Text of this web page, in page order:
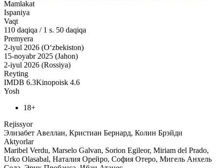
Mamlakat
Ispaniya
Vaqt
110 daqiqa / 1 s. 50 daqiqa
Premyera
2-iyul 2026 (O‘zbekiston)
15-noyabr 2025 (Jahon)
2-iyul 2026 (Rossiya)
Reyting
IMDB 6.3Kinopoisk 4.6
Yosh
18+
Rejissyor
Элизабет Авеллан, Кристиан Бернард, Колин Брэйди
Aktyorlar
Maribel Verdu, Marselo Galvan, Sorion Egileor, Miriam del Prado,
Urko Olasabal, Наталия Орейро, София Отеро, Мигель Анхель